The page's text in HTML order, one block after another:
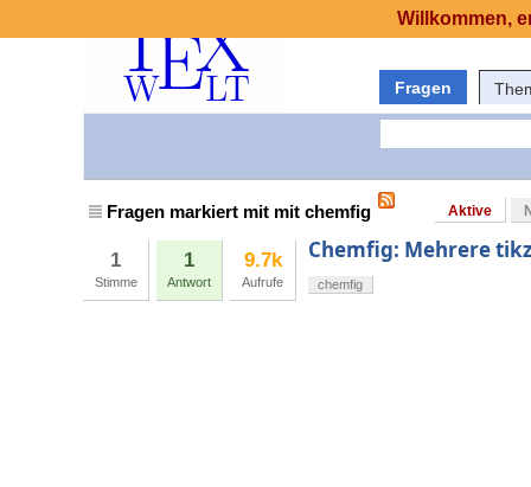
Fragen
Fragen markiert mit mit chemfig Aktive
1
Stimme
1
Antwort
9.7k
Aufrufe
Chemfig: Mehrere
chemfig
Willkommen,